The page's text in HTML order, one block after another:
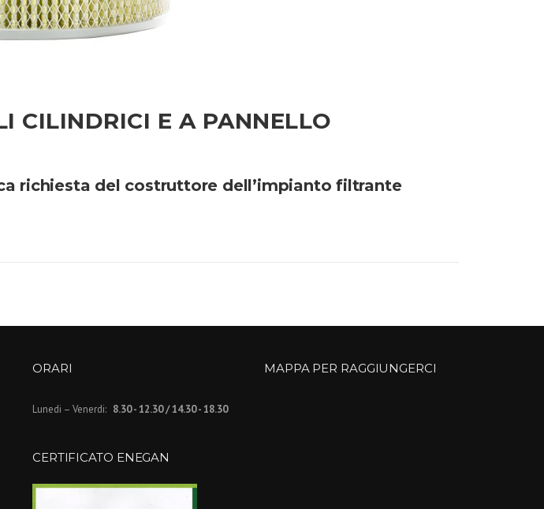
CILINDRICI E A PANNELLO
richiesta del costruttore dell’impianto filtrante
ORARI
Lunedi – Venerdi: 8.30 - 12.30 / 14.30 - 18.30
CERTIFICATO ENEGAN
MAPPA PER RAGGIUNGERCI